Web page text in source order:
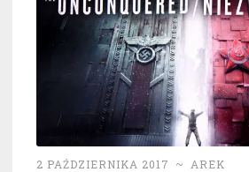
2 PAŹDZIERNIKA 2017 ~ AREK